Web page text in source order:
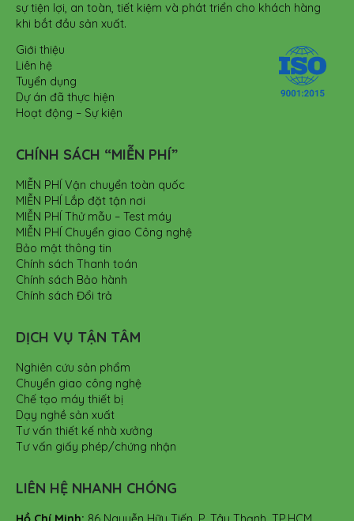
sự tiện lợi, an toàn, tiết kiệm và phát triển cho khách hàng
khi bắt đầu sản xuất.
Giới thiệu
Liên hệ
Tuyển dụng
Dự án đã thực hiện
Hoạt động – Sự kiện
CHÍNH SÁCH “MIỄN PHÍ”
MIỄN PHÍ Vận chuyển toàn quốc
MIỄN PHÍ Lắp đặt tận nơi
MIỄN PHÍ Thử mẫu – Test máy
MIỄN PHÍ Chuyển giao Công nghệ
Bảo mật thông tin
Chính sách Thanh toán
Chính sách Bảo hành
Chính sách Đổi trả
DỊCH VỤ TẬN TÂM
Nghiên cứu sản phẩm
Chuyển giao công nghệ
Chế tạo máy thiết bị
Dạy nghề sản xuất
Tư vấn thiết kế nhà xưởng
Tư vấn giấy phép/chứng nhận
LIÊN HỆ NHANH CHÓNG